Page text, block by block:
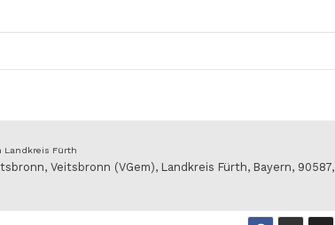
Landkreis Fürth
Veitsbronn (VGem), Landkreis Fürth, Bayern,